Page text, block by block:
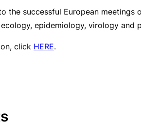
the successful European meetings
epidemiology, virology and
click HERE.